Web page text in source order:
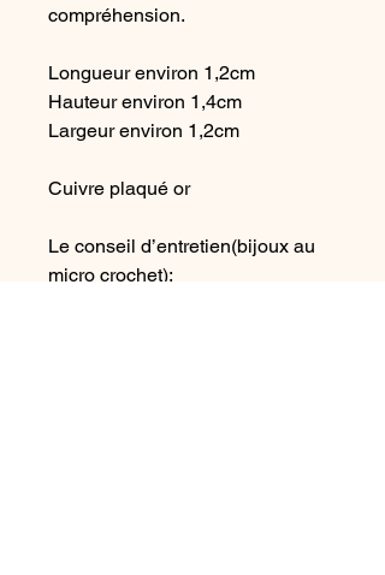
compréhension.
Longueur environ 1,2cm
Hauteur environ 1,4cm
Largeur environ 1,2cm
Cuivre plaqué or
Le conseil d’entretien(bijoux au
micro crochet):